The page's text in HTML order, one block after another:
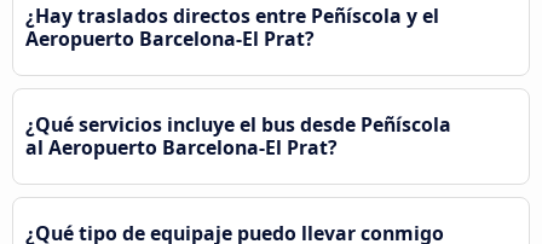
¿Hay traslados directos entre Peñíscola y el
Aeropuerto Barcelona-El Prat?
¿Qué servicios incluye el bus desde Peñíscola
al Aeropuerto Barcelona-El Prat?
¿Qué tipo de equipaje puedo llevar conmigo